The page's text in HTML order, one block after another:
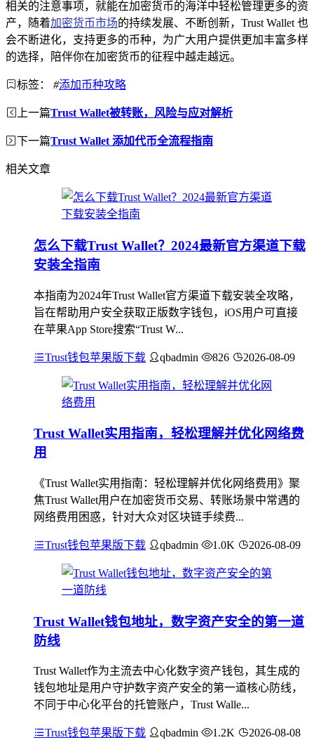
相关的注意事项，就能在加密货币的海洋中轻松管理更多的资
产，随着加密货币市场的持续发展、不断创新，Trust Wallet 也
会不断进化，支持更多的币种，为广大用户提供更加丰富多样
的选择，陪伴你在加密货币的征程中越走越远。
标签： #添加币种攻略
上一篇Trust Wallet被转账，风险与应对解析
下一篇Trust Wallet 添加代币全流程指南
相关文章
怎么下载Trust Wallet？2024最新官方渠道下载
安装全指南
本指南为2024年Trust Wallet官方渠道下载安装全攻略，
旨在帮助用户安全获取正版数字钱包，iOS用户可直接
在苹果App Store搜索“Trust W...
Trust钱包苹果版下载 qbadmin 826 2026-08-09
Trust Wallet实用指南，轻松理解并优化网络费
用
《Trust Wallet实用指南：轻松理解并优化网络费用》聚
焦Trust Wallet用户在加密货币交易、转账场景中常遇的
网络费用困惑，针对大众对区块链手续费...
Trust钱包苹果版下载 qbadmin 1.0K 2026-08-09
Trust Wallet钱包地址，数字资产安全的第一道
防线
Trust Wallet作为主流去中心化数字资产钱包，其生成的
钱包地址是用户守护数字资产安全的第一道核心防线，
不同于中心化平台的托管账户，Trust Walle...
Trust钱包苹果版下载 qbadmin 1.2K 2026-08-08